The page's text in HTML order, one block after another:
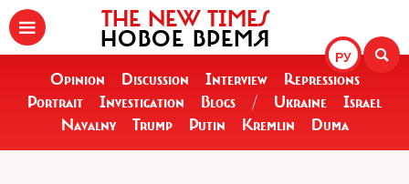
РУ
THE NEW TIMES
НОВОЕ ВРЕМЯ
Opinion Discussion Interview
Repressions
Portrait
Investigation Blogs / Ukraine
Israel
Navalny
Trump Putin Kremlin Duma